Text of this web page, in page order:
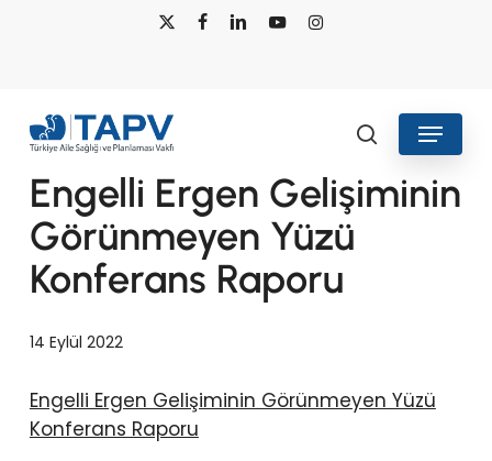
x-
facebooklinkedin youtubeinstagram
search
Menu
Engelli Ergen Gelişiminin
Görünmeyen Yüzü
Konferans Raporu
14 Eylül 2022
Engelli Ergen Gelişiminin Görünmeyen Yüzü
Konferans Raporu